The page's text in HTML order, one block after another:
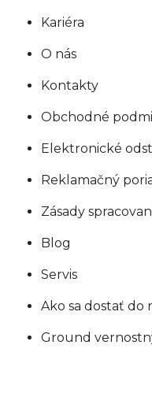
Kariéra
O nás
Kontakty
Obchodné
Elektronické
Reklamačný
Zásady
Blog
Servis
Ako sa dostať do
Ground